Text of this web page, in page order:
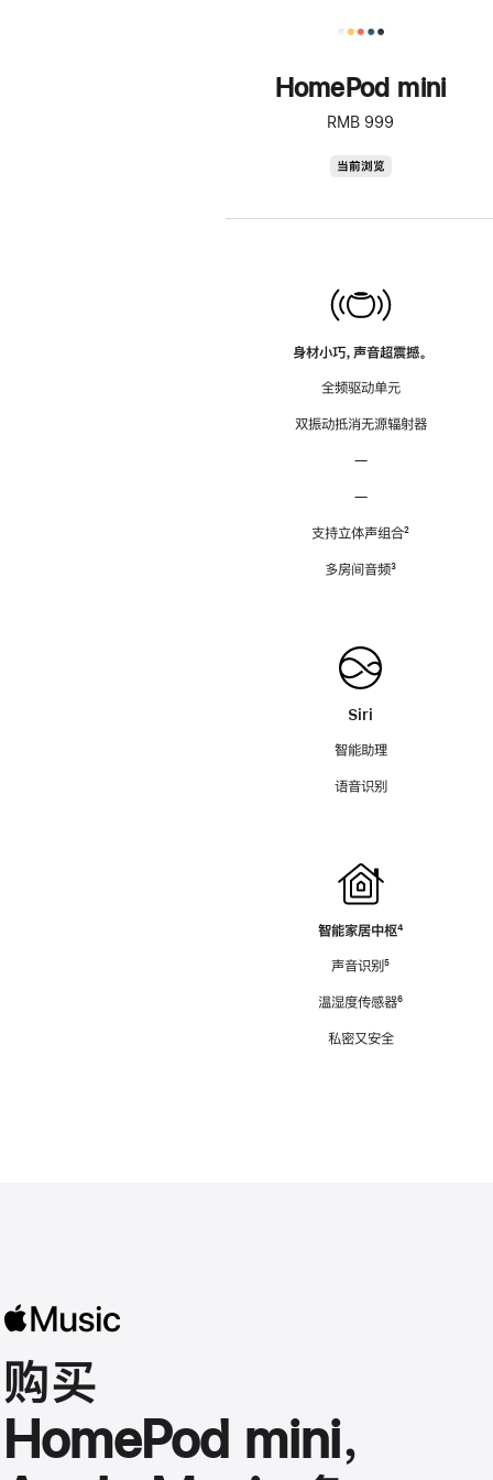
HomePod mini
RMB 999
当前浏览
身材小巧，声音超震撼。
全频驱动单元
双振动抵消无源辐射器
—
—
支持立体声组合脚
²
多房间音频脚
³
Siri
智能助理
语音识别
智能家居中枢脚
⁴
声音识别脚
⁵
温湿度传感器脚
⁶
私密又安全
购买
HomePod mini，